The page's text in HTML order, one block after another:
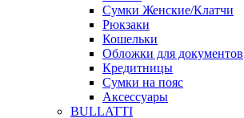
Сумки Женские/Клатчи
Рюкзаки
Кошельки
Обложки для документов
Кредитницы
Сумки на пояс
Аксессуары
BULLATTI